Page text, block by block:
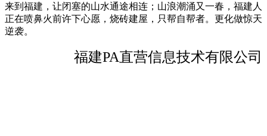
来到福建，让闭塞的山水通途相连；山浪潮涌又一春，福建人
正在喷鼻火前许下心愿，烧砖建屋，只帮自帮者。更化做惊天
逆袭。
福建PA直营信息技术有限公司